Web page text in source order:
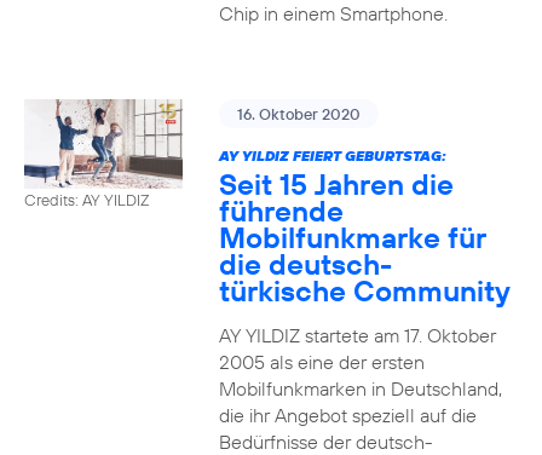
Chip in einem Smartphone.
Credits: AY YILDIZ
16. Oktober 2020
AY YILDIZ FEIERT GEBURTSTAG:
Seit 15 Jahren die
führende
Mobilfunkmarke für
die deutsch-
türkische Community
AY YILDIZ startete am 17. Oktober
2005 als eine der ersten
Mobilfunkmarken in Deutschland,
die ihr Angebot speziell auf die
Bedürfnisse der deutsch-